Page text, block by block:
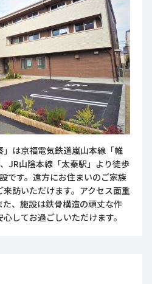
」は京福電気鉄道嵐山本線「帷
JR山陰本線「太秦駅」より徒歩
です。遠方にお住まいのご家族
訪いただけます。アクセス面重
、施設は鉄骨構造の頑丈な作
してお過ごしいただけます。